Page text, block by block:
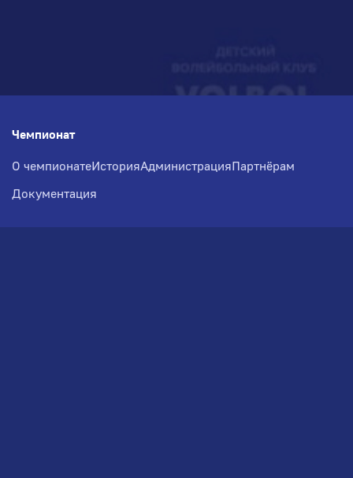
Чемпионат
О чемпионатеИсторияАдминистрацияПартнёрам
Документация
Медиа